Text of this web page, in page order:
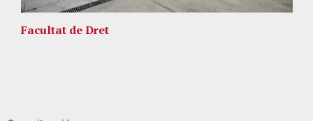
Facultat de Dret